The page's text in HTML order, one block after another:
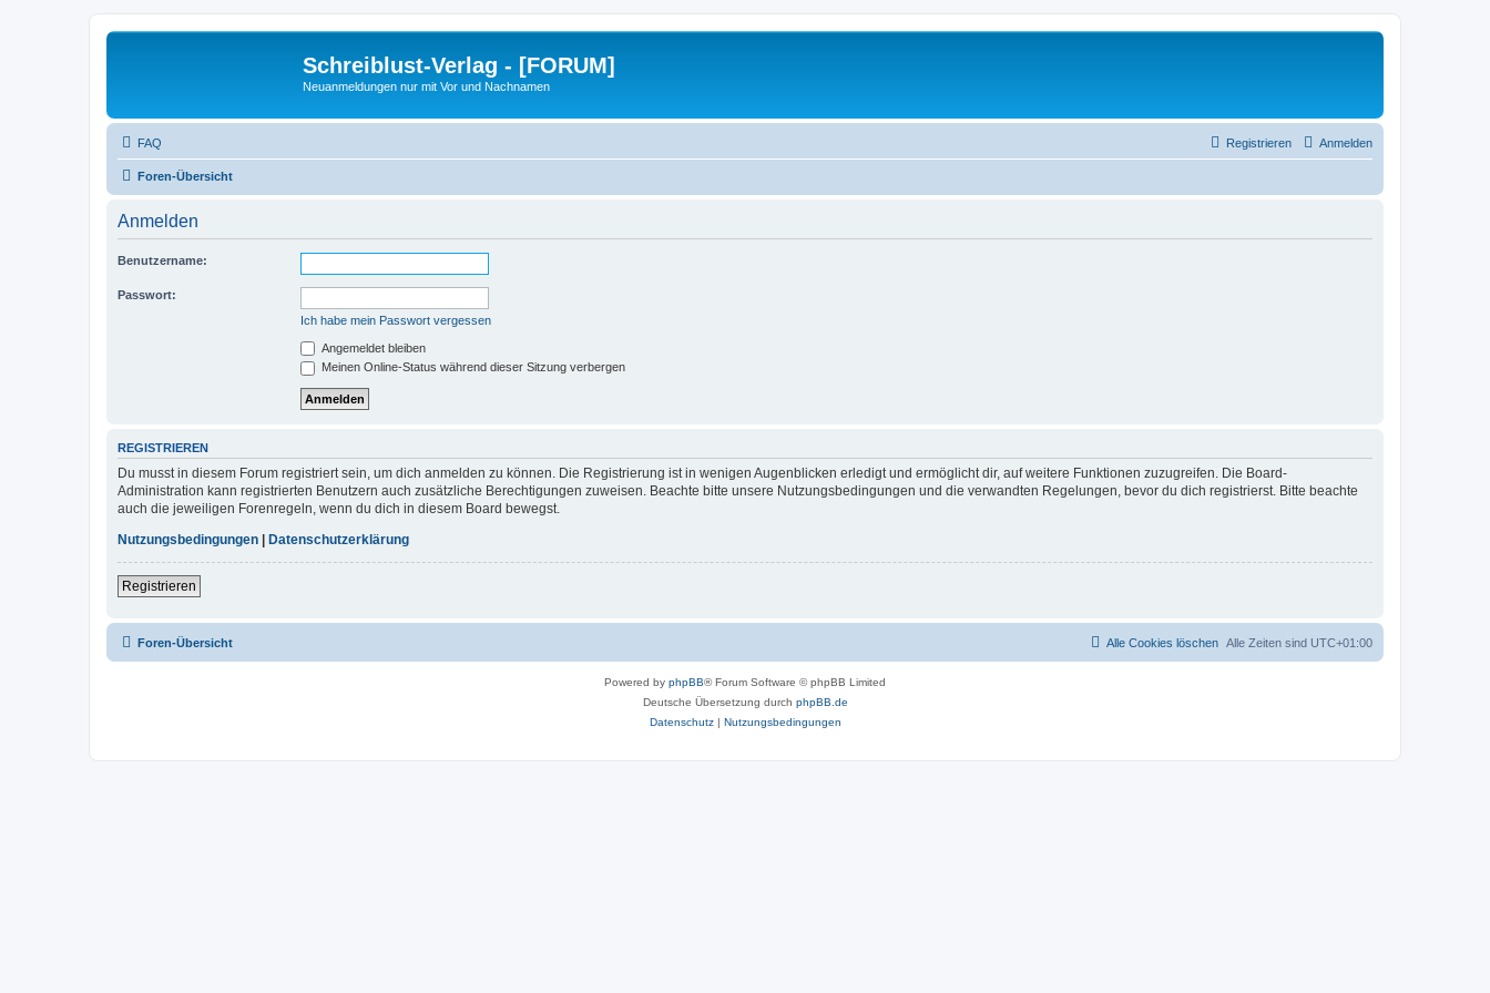
Schreiblust-Verlag - [FORUM]
Neuanmeldungen nur mit Vor und Nachnamen
FAQ Anmelden
Registrieren
Foren-Übersicht
Anmelden
Benutzername:
Passwort:
Ich habe mein Passwort vergessen
Angemeldet bleiben
Meinen Online-Status während dieser Sitzung verbergen
REGISTRIEREN
Du musst in diesem Forum registriert sein, um dich anmelden zu können. Die Registrierung ist in wenigen Augenblicken erledigt und ermöglicht dir, auf weitere Funktionen zuzugreifen. Die Board-
Administration kann registrierten Benutzern auch zusätzliche Berechtigungen zuweisen. Beachte bitte unsere Nutzungsbedingungen und die verwandten Regelungen, bevor du dich registrierst. Bitte beachte
auch die jeweiligen Forenregeln, wenn du dich in diesem Board bewegst.
Nutzungsbedingungen
Datenschutzerklärung
Registrieren
Foren-Übersicht Alle Zeiten sind UTC+01:00
Alle Cookies löschen
Powered by phpBB® Forum Software © phpBB Limited
Deutsche Übersetzung durch phpBB.de
Datenschutz| Nutzungsbedingungen